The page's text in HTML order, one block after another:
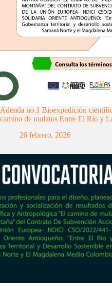
Adenda no.1 Bioexpedición
camino de mulatos Entre El Río y
26 febrero, 2026